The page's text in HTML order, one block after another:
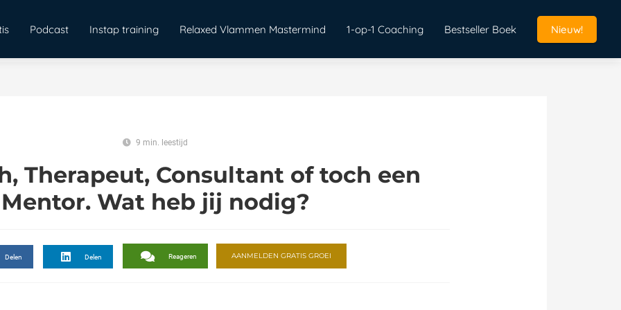
Podcast Instap training Relaxed Vlammen Mastermind 1-op-1 Coaching Bestseller Boek Nieuw!
9 min. leestijd
Therapeut, Consultant of toch een
Mentor. Wat heb jij nodig?
Delen Delen Reageren AANMELDEN GRATIS GROEI